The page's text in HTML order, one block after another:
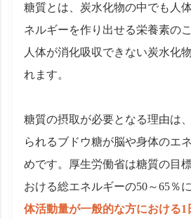
糖質とは、炭水化物の中でも人
ネルギーを作り出せる栄養素の
人体が消化吸収できない炭水化
れます。
糖質の摂取が必要となる理由は
られるブドウ糖が脳や身体のエ
めです。厚生労働省は糖質の目
おける総エネルギーの50～65％
体活動量が一般的な方における